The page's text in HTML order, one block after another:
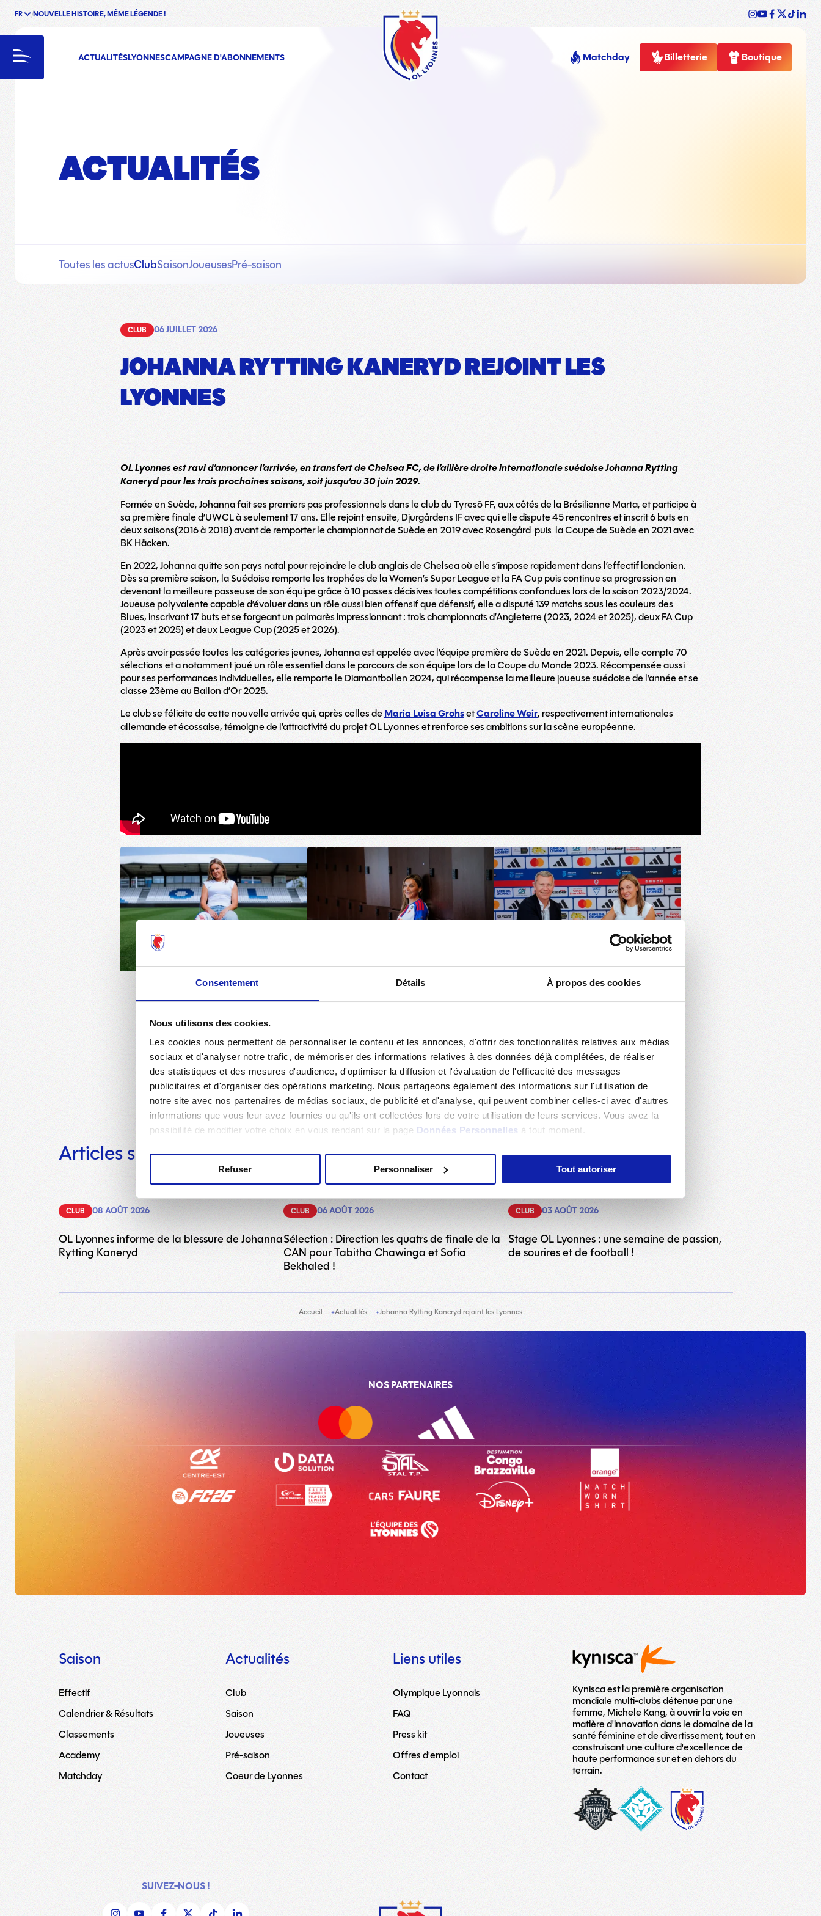
Consentement Détails À propos des cookies
Nous utilisons des cookies.
Les cookies nous permettent de personnaliser le contenu et les annonces, d'offrir des fonctionnalités relatives aux médias
sociaux et d'analyser notre trafic, de mémoriser des informations relatives à des données déjà complétées, de réaliser
des statistiques et des mesures d'audience, d'optimiser la diffusion et l'évaluation de l'efficacité des messages
publicitaires et d'organiser des opérations marketing. Nous partageons également des informations sur l'utilisation de
notre site avec nos partenaires de médias sociaux, de publicité et d'analyse, qui peuvent combiner celles-ci avec d'autres
informations que vous leur avez fournies ou qu'ils ont collectées lors de votre utilisation de leurs services. Vous avez la
possibilité de modifier votre choix en vous rendant sur la page Données Personnelles à tout moment.
Refuser Personnaliser Tout autoriser
FR NOUVELLE HISTOIRE, MÊME LÉGENDE !
Menu ACTUALITÉSLYONNESCAMPAGNE D'ABONNEMENTS Matchday Billetterie Boutique
OL
Lyonnes
ACTUALITÉS
Toutes les actusClubSaisonJoueusesPré-saison
CLUB 06 JUILLET 2026
JOHANNA RYTTING KANERYD REJOINT LES
LYONNES
OL Lyonnes est ravi d’annoncer l’arrivée, en transfert de Chelsea FC, de l’ailière droite internationale suédoise Johanna Rytting
Kaneryd pour les trois prochaines saisons, soit jusqu’au 30 juin 2029.
Formée en Suède, Johanna fait ses premiers pas professionnels dans le club du Tyresö FF, aux côtés de la Brésilienne Marta, et participe à
sa première finale d’UWCL à seulement 17 ans. Elle rejoint ensuite, Djurgårdens IF avec qui elle dispute 45 rencontres et inscrit 6 buts en
deux saisons(2016 à 2018) avant de remporter le championnat de Suède en 2019 avec Rosengård puis la Coupe de Suède en 2021 avec
BK Häcken.
En 2022, Johanna quitte son pays natal pour rejoindre le club anglais de Chelsea où elle s’impose rapidement dans l’effectif londonien.
Dès sa première saison, la Suédoise remporte les trophées de la Women’s Super League et la FA Cup puis continue sa progression en
devenant la meilleure passeuse de son équipe grâce à 10 passes décisives toutes compétitions confondues lors de la saison 2023/2024.
Joueuse polyvalente capable d’évoluer dans un rôle aussi bien offensif que défensif, elle a disputé 139 matchs sous les couleurs des
Blues, inscrivant 17 buts et se forgeant un palmarès impressionnant : trois championnats d’Angleterre (2023, 2024 et 2025), deux FA Cup
(2023 et 2025) et deux League Cup (2025 et 2026).
Après avoir passée toutes les catégories jeunes, Johanna est appelée avec l’équipe première de Suède en 2021. Depuis, elle compte 70
sélections et a notamment joué un rôle essentiel dans le parcours de son équipe lors de la Coupe du Monde 2023. Récompensée aussi
pour ses performances individuelles, elle remporte le Diamantbollen 2024, qui récompense la meilleure joueuse suédoise de l’année et se
classe 23ème au Ballon d’Or 2025.
Le club se félicite de cette nouvelle arrivée qui, après celles deMaria Luisa GrohsetCaroline Weir, respectivement internationales
allemande et écossaise, témoigne de l’attractivité du projet OL Lyonnes et renforce ses ambitions sur la scène européenne.
Galerie complète
Retour aux actualités
Articles similaires
CLUB 08 AOÛT 2026
OL Lyonnes informe de la blessure de Johanna
Rytting Kaneryd
CLUB 06 AOÛT 2026
Sélection : Direction les quatrs de finale de la
CAN pour Tabitha Chawinga et Sofia
Bekhaled !
CLUB 03 AOÛT 2026
Stage OL Lyonnes : une semaine de passion,
de sourires et de football !
Accueil Actualités Johanna Rytting Kaneryd rejoint les Lyonnes
NOS PARTENAIRES
Saison
Effectif
Calendrier & Résultats
Classements
Academy
Matchday
Actualités
Club
Saison
Joueuses
Pré-saison
Coeur de Lyonnes
Liens utiles
Olympique Lyonnais
FAQ
Press kit
Offres d'emploi
Contact
Kynisca est la première organisation
mondiale multi-clubs détenue par une
femme, Michele Kang, à ouvrir la voie en
matière d'innovation dans le domaine de la
santé féminine et de divertissement, tout en
construisant une culture d'excellence de
haute performance sur et en dehors du
terrain.
washington-
spirit
London_City_Lionesses_Logo_#1-
copy
LOGO
TEAM
SUIVEZ-NOUS !